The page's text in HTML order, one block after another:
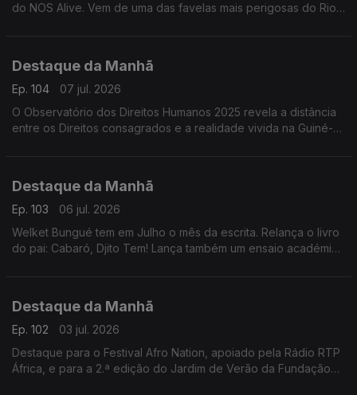
do NOS Alive. Vem de uma das favelas mais perigosas do Rio
Destaque da Manhã
Ep. 104
07 jul. 2026
O Observatório dos Direitos Humanos 2025 revela a distância
entre os Direitos consagrados e a realidade vivida na Guiné-
Destaque da Manhã
Ep. 103
06 jul. 2026
Welket Bungué tem em Julho o mês da escrita. Relança o livro
do pai: Cabaró, Djito Tem! Lança também um ensaio académico
Destaque da Manhã
Ep. 102
03 jul. 2026
Destaque para o Festival Afro Nation, apoiado pela Rádio RTP
África, e para a 2.ª edição do Jardim de Verão da Fundação